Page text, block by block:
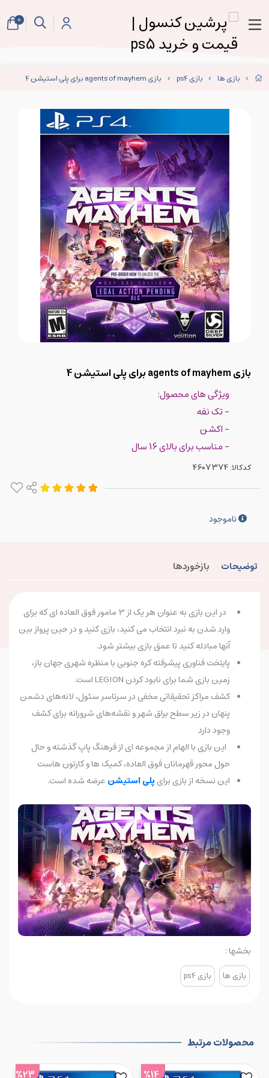
بازی ها بازی ps4 بازی agents of mayhem برای پلی استیشن 4
بازی agents of mayhem برای پلی استیشن 4
ویژگی های محصول:
- تک نفه
- اکشن
- مناسب برای بالای 16 سال
کدکالا:
ناموجود
توضیحات بازخوردها
در این بازی به عنوان هر یک از 3 مامور فوق العاده ای که برای
وارد شدن به نبرد انتخاب می کنید، بازی کنید و در حین پرواز بین
آنها مبادله کنید تا عمق بازی بیشتر شود.
پایتخت فناوری پیشرفته کره جنوبی با منظره شهری جهان باز،
زمین بازی شما برای نابود کردن LEGION است.
کشف مراکز تحقیقاتی مخفی در سرتاسر سئول، لانه‌های دشمن
پنهان در زیر سطح براق شهر و نقشه‌های شرورانه برای کشف
وجود دارد
این بازی با الهام از مجموعه ای از فرهنگ پاپ گذشته و حال
حول محور قهرمانان فوق العاده، کمیک ها و کارتون هاست
این نسخه از بازی برایپلی استیشن عرضه شده است.
بخشها :
بازی ها بازی ps4
محصولات مرتبط
%14
%23
0